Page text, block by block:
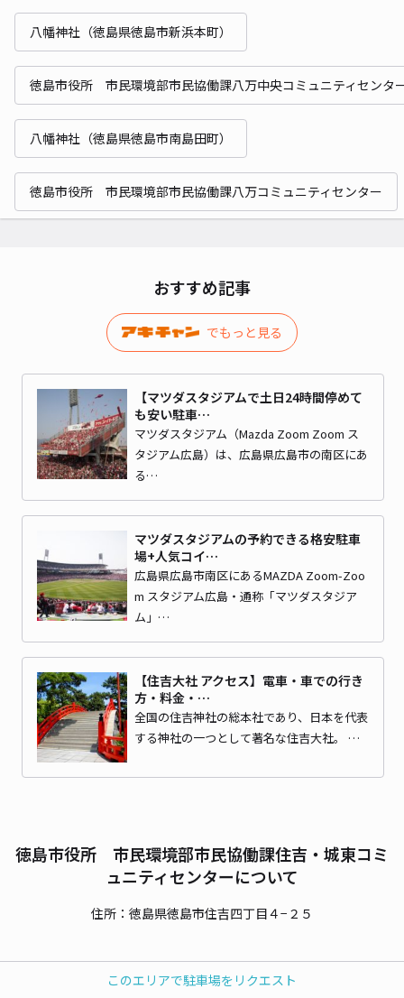
このエリアで駐車場をリクエスト
八幡神社（徳島県徳島市新浜本町）
徳島市役所 市民環境部市民協働課八万中央コミュニティセンタ
八幡神社（徳島県徳島市南島田町）
徳島市役所 市民環境部市民協働課八万コミュニティセンター
おすすめ記事
でもっと見る
【マツダスタジアムで土日24時間停めて
も安い駐車…
マツダスタジアム（Mazda Zoom Zoom ス
タジアム広島）は、広島県広島市の南区にあ
る…
マツダスタジアムの予約できる格安駐車
場+人気コイ…
広島県広島市南区にあるMAZDA Zoom-Zoo
m スタジアム広島・通称「マツダスタジア
ム」…
【住吉大社 アクセス】電車・車での行き
方・料金・…
全国の住吉神社の総本社であり、日本を代表
する神社の一つとして著名な住吉大社。 …
徳島市役所 市民環境部市民協働課住吉・城東コミ
ュニティセンターについて
住所：徳島県徳島市住吉四丁目４−２５